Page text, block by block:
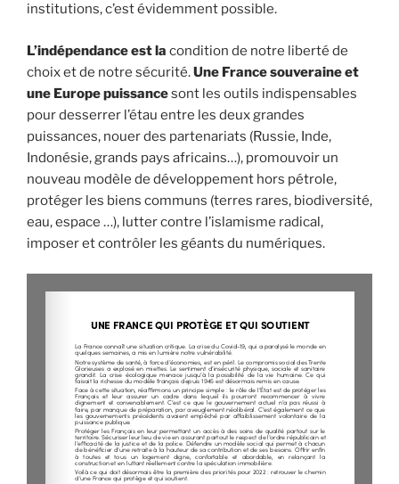
institutions, c’est évidemment possible.
L’indépendance est la condition de notre liberté de
choix et de notre sécurité.Une France souveraine et
une Europe puissancesont les outils indispensables
pour desserrer l’étau entre les deux grandes
puissances, nouer des partenariats (Russie, Inde,
Indonésie, grands pays africains…), promouvoir un
nouveau modèle de développement hors pétrole,
protéger les biens communs (terres rares, biodiversité,
eau, espace …), lutter contre l’islamisme radical,
imposer et contrôler les géants du numériques.